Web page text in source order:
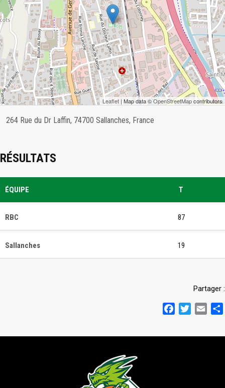
Leaflet| Map data ©OpenStreetMapcontributors
264 Rue du Dr Laffin, 74700 Sallanches, France
RÉSULTATS
ÉQUIPE T
RBC 87
Sallanches 19
Partager :
FacebookTwitter